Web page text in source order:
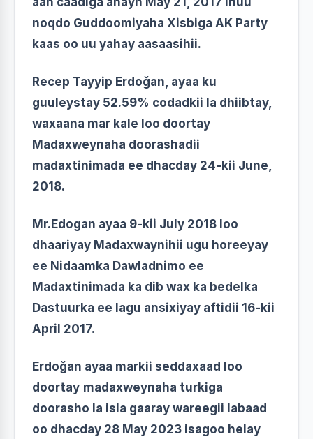
noqdo Guddoomiyaha Xisbiga AK Party
kaas oo uu yahay aasaasihii.
Recep Tayyip Erdoğan, ayaa ku
guuleystay 52.59% codadkii la dhiibtay,
waxaana mar kale loo doortay
Madaxweynaha doorashadii
madaxtinimada ee dhacday 24-kii June,
2018.
Mr.Edogan ayaa 9-kii July 2018 loo
dhaariyay Madaxwaynihii ugu horeeyay
ee Nidaamka Dawladnimo ee
Madaxtinimada ka dib wax ka bedelka
Dastuurka ee lagu ansixiyay aftidii 16-kii
April 2017.
Erdoğan ayaa markii seddaxaad loo
doortay madaxweynaha turkiga
doorasho la isla gaaray wareegii labaad
oo dhacday 28 May 2023 isagoo helay